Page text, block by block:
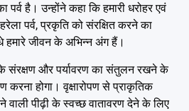
पर्व है। उन्होंने कहा कि हमारी धरोहर एवं
पर्व, प्रकृति को संरक्षित करने का
जीवन के अभिन्न अंग हैं।
संरक्षण और पर्यावरण का संतुलन रखने के
करना होगा। वृक्षारोपण से प्राकृतिक
पीढ़ी के स्वच्छ वातावरण देने के लिए